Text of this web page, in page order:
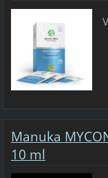
Manuka
10 ml